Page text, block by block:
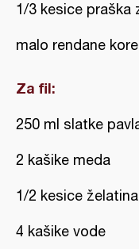
1/3 kesice praška
malo rendane
Za fil:
250 ml slatke
2 kašike meda
1/2 kesice želatina
4 kašike vode